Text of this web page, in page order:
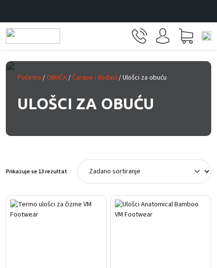
Prijeđi na glavni sadržaj
Početna /OBUĆA/Čarape i dodaci / Ulošci za obuću
ULOŠCI ZA OBUĆU
Prikazuje se 13 rezultat